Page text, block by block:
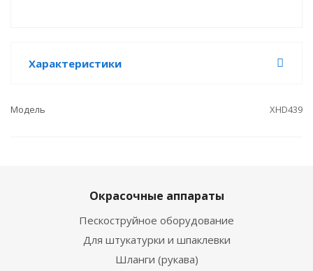
Характеристики
Модель XHD439
Окрасочные аппараты
Пескоструйное оборудование
Для штукатурки и шпаклевки
Шланги (рукава)